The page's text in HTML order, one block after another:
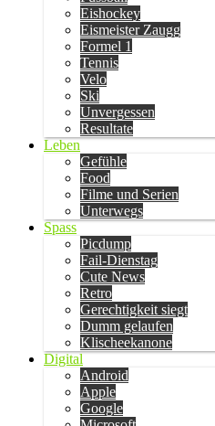
Eishockey
Eismeister Zaugg
Formel 1
Tennis
Velo
Ski
Unvergessen
Resultate
Leben
Gefühle
Food
Filme und Serien
Unterwegs
Spass
Picdump
Fail-Dienstag
Cute News
Retro
Gerechtigkeit siegt
Dumm gelaufen
Klischeekanone
Digital
Android
Apple
Google